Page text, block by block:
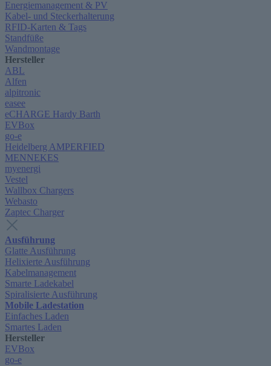
Energiemanagement & PV
Kabel- und Steckerhalterung
RFID-Karten & Tags
Standfüße
Wandmontage
Hersteller
ABL
Alfen
alpitronic
easee
eCHARGE Hardy Barth
EVBox
go-e
Heidelberg AMPERFIED
MENNEKES
myenergi
Vestel
Wallbox Chargers
Webasto
Zaptec Charger
Ausführung
Glatte Ausführung
Helixierte Ausführung
Kabelmanagement
Smarte Ladekabel
Spiralisierte Ausführung
Mobile Ladestation
Einfaches Laden
Smartes Laden
Hersteller
EVBox
go-e